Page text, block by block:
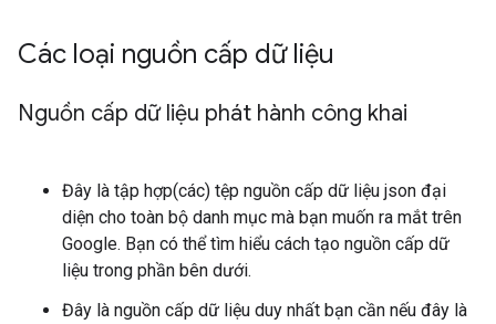
Các loại nguồn cấp dữ liệu
Nguồn cấp dữ liệu phát hành công khai
Đây là tập hợp(các) tệp nguồn cấp dữ liệu json đại
diện cho toàn bộ danh mục mà bạn muốn ra mắt trên
Google. Bạn có thể tìm hiểu cách tạo nguồn cấp dữ
liệu trong phần bên dưới.
Đây là nguồn cấp dữ liệu duy nhất bạn cần nếu đây là